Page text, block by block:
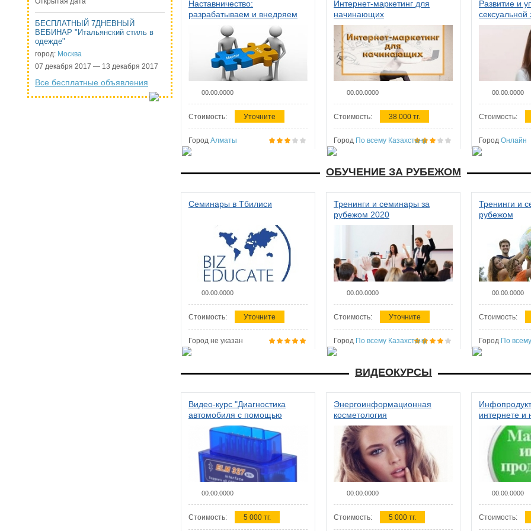
БЕСПЛАТНЫЙ 7ДНЕВНЫЙ
ВЕБИНАР "Итальянский стиль в
одежде"
город: Москва
07 декабря 2017 — 13 декабря 2017
Все бесплатные объявления
Наставничество:
разрабатываем и внедряем
систему наставничества в
организации
00.00.0000
Стоимость: Уточните
Город Алматы
Интернет-маркетинг для
начинающих
00.00.0000
Стоимость: 38 000 тг.
Город По всему Казахстану
Развитие и
сексуальной
женщин
00.00.0000
Стоимость:
Город Онлайн
ОБУЧЕНИЕ ЗА РУБЕЖОМ
Семинары в Тбилиси
00.00.0000
Стоимость: Уточните
Город не указан
Тренинги и семинары за
рубежом 2020
00.00.0000
Стоимость: Уточните
Город По всему Казахстану
Тренинги и
рубежом
00.00.0000
Стоимость:
Город По
ВИДЕОКУРСЫ
Видео-курс "Диагностика
автомобиля с помощью
сканера ELM 327"
00.00.0000
Стоимость: 5 000 тг.
Энергоинформационная
косметология
00.00.0000
Стоимость: 5 000 тг.
интернете и
00.00.0000
Стоимость: